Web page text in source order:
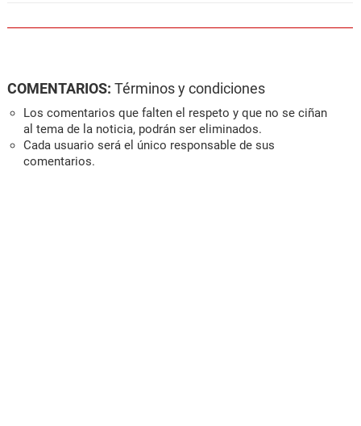
COMENTARIOS: Términos y condiciones
Los comentarios que falten el respeto y que no se ciñan
al tema de la noticia, podrán ser eliminados.
Cada usuario será el único responsable de sus
comentarios.